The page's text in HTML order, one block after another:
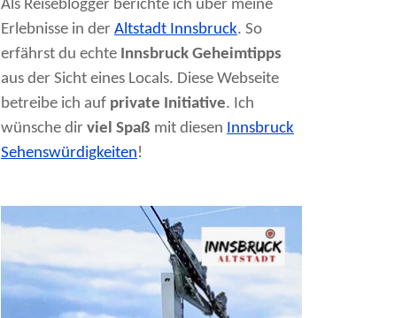
Als Reiseblogger berichte ich über meine
Erlebnisse in derAltstadt Innsbruck. So
erfährst du echte Innsbruck Geheimtipps
aus der Sicht eines Locals. Diese Webseite
betreibe ich auf private Initiative. Ich
wünsche dirviel Spaß mit diesen Innsbruck
Sehenswürdigkeiten!